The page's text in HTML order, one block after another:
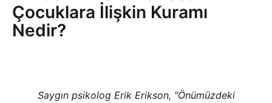
Çocuklara İlişkin Kuramı
Nedir?
Saygın psikolog Erik Erikson, "Önümüzdeki